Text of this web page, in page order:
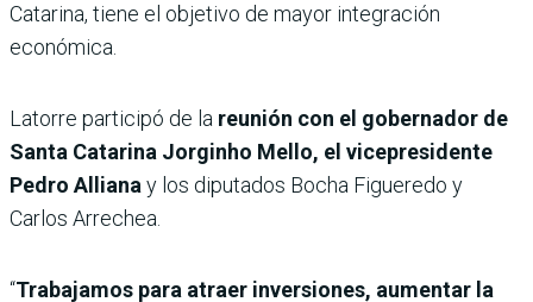
Catarina, tiene el objetivo de mayor integración
económica.
Latorre participó de la reunión con el gobernador de
Santa Catarina Jorginho Mello, el vicepresidente
Pedro Alliana y los diputados Bocha Figueredo y
Carlos Arrechea.
“Trabajamos para atraer inversiones, aumentar la